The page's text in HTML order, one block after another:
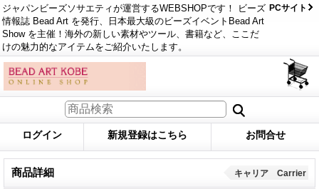
ジャパンビーズソサエティが運営するWEBSHOPです！ ビーズ
情報誌 Bead Art を発行、日本最大級のビーズイベントBead Art
Show を主催！海外の新しい素材やツール、書籍など、ここだ
けの魅力的なアイテムをご紹介いたします。
PCサイト
ログイン 新規登録はこちら お問合せ
商品詳細 キャリア Carrier